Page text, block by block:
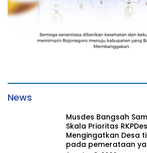
News
Musdes Bangsah
Skala Prioritas
Mengingatkan Desa
pada pemerataan